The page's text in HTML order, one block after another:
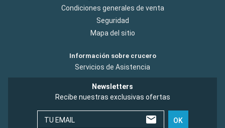
Condiciones generales de venta
Seguridad
Mapa del sitio
Información sobre crucero
Servicios de Asistencia
Newsletters
Recibe nuestras exclusivas ofertas
TU EMAIL OK